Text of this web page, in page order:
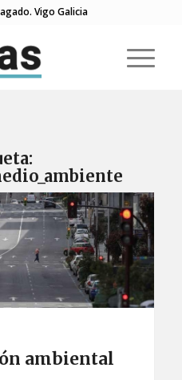
Vigo Galicia
ambiental